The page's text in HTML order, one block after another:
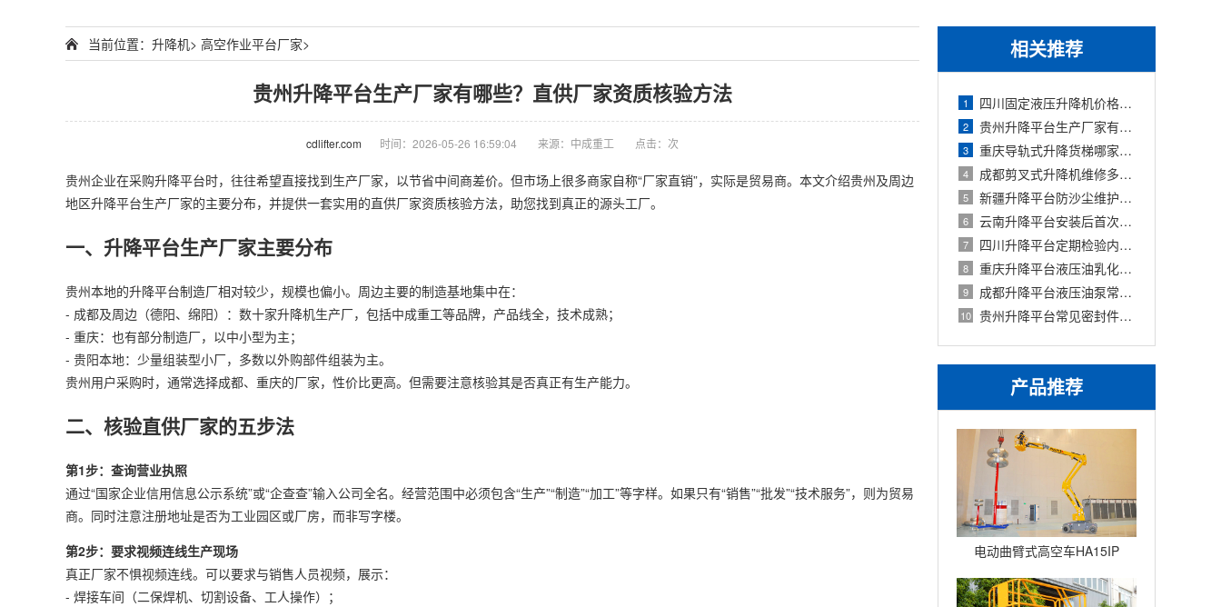
相关推荐
1 四川固定液压升降机价格表及采购成本分
2 贵州升降平台生产厂家有哪些？直供厂家
3 重庆导轨式升降货梯哪家好？厂家对比与
4 成都剪叉式升降机维修多少钱？收费标准
5 新疆升降平台防沙尘维护与清洁规范
6 云南升降平台安装后首次调试与验收流程
7 四川升降平台定期检验内容与自检准备清
8 重庆升降平台液压油乳化原因分析与处理
9 成都升降平台液压油泵常见故障与维修方
10 贵州升降平台常见密封件类型及更换指南
产品推荐
电动曲臂式高空车HA15IP
当前位置： 升降机> 高空作业平台厂家>
贵州升降平台生产厂家有哪些？直供厂家资质核验方法
cdlifter.com 时间：2026-05-26 16:59:04 来源：中成重工 点击： 次
贵州企业在采购升降平台时，往往希望直接找到生产厂家，以节省中间商差价。但市场上很多商家自称“厂家直销”，实际是贸易商。本文介绍贵州及周边
地区升降平台生产厂家的主要分布，并提供一套实用的直供厂家资质核验方法，助您找到真正的源头工厂。
一、升降平台生产厂家主要分布
贵州本地的升降平台制造厂相对较少，规模也偏小。周边主要的制造基地集中在：
- 成都及周边（德阳、绵阳）：数十家升降机生产厂，包括中成重工等品牌，产品线全，技术成熟；
- 重庆：也有部分制造厂，以中小型为主；
- 贵阳本地：少量组装型小厂，多数以外购部件组装为主。
贵州用户采购时，通常选择成都、重庆的厂家，性价比更高。但需要注意核验其是否真正有生产能力。
二、核验直供厂家的五步法
第1步：查询营业执照
通过“国家企业信用信息公示系统”或“企查查”输入公司全名。经营范围中必须包含“生产”“制造”“加工”等字样。如果只有“销售”“批发”“技术服务”，则为贸易
商。同时注意注册地址是否为工业园区或厂房，而非写字楼。
第2步：要求视频连线生产现场
真正厂家不惧视频连线。可以要求与销售人员视频，展示：
- 焊接车间（二保焊机、切割设备、工人操作）；